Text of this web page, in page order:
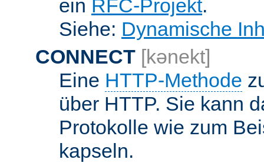
ein RFC-Projekt.
Siehe: Dynamische
CONNECT [kənekt]
Eine HTTP-Methode
über HTTP. Sie kann
Protokolle wie zum
kapseln.